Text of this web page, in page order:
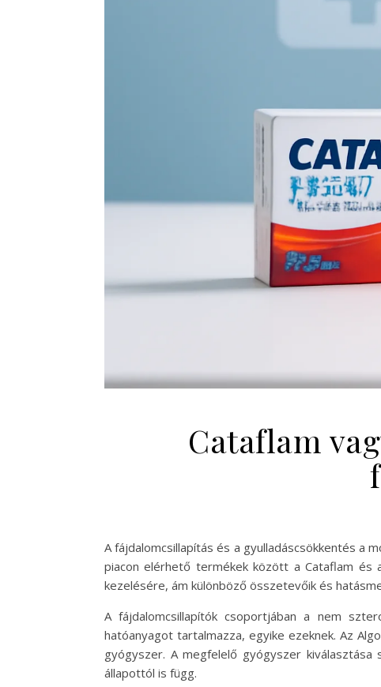
Cataflam
A fájdalomcsillapítás és a gyulladáscsökkentés a
piacon elérhető termékek között a Cataflam és
kezelésére, ám különböző összetevőik és
A fájdalomcsillapítók csoportjában a nem
hatóanyagot tartalmazza, egyike ezeknek. Az
gyógyszer. A megfelelő gyógyszer
állapottól is függ.